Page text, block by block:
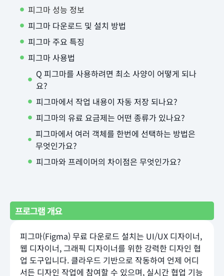
피그마 성능 정보
피그마 다운로드 및 설치 방법
피그마 주요 특징
피그마 사용법
Q 피그마를 사용하려면 최소 사양이 어떻게 되나
요?
피그마에서 작업 내용이 자동 저장 되나요?
피그마의 유료 요금제는 어떤 종류가 있나요?
피그마에서 여러 객체를 한번에 선택하는 방법은
무엇인가요?
피그마와 프레이머의 차이점은 무엇인가요?
프로그램 개요
피그마(Figma) 무료 다운로드 설치는 UI/UX 디자이너,
웹 디자이너, 그래픽 디자이너를 위한 강력한 디자인 협
업 도구입니다. 클라우드 기반으로 작동하여 언제 어디
서든 디자인 작업에 참여할 수 있으며, 실시간 협업 기능